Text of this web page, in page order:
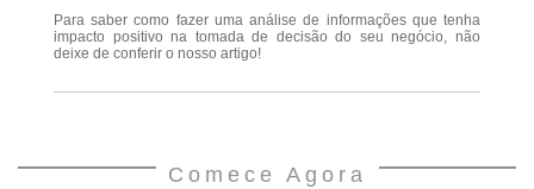
Para saber como fazer uma análise de informações que tenha
impacto positivo na tomada de decisão do seu negócio, não
deixe de conferir o nosso artigo!
Comece Agora